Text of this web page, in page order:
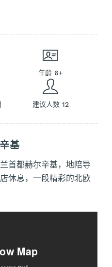
年龄 6+
建议人数 12
基
首都赫尔辛基，地陪导
休息，一段精彩的北欧